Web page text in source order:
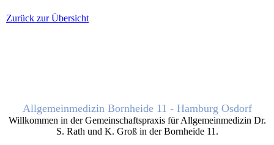
Zurück zur Übersicht
Allgemeinmedizin Bornheide 11 - Hamburg Osdorf
Willkommen in der Gemeinschaftspraxis für Allgemeinmedizin Dr.
S. Rath und K. Groß in der Bornheide 11.